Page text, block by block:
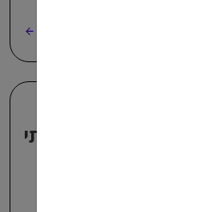
לפני שהתחלתי